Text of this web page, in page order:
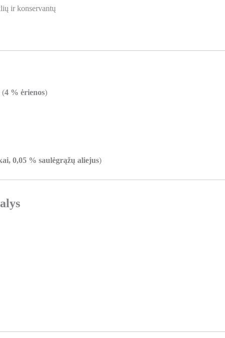
ir konservantų
(4 % ėrienos)
0,05 % saulėgrąžų aliejus)